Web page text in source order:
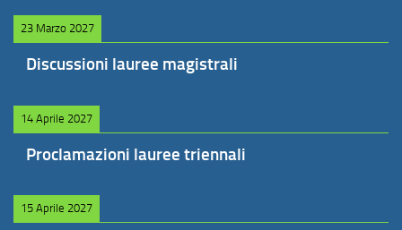
23 Marzo 2027
Discussioni lauree magistrali
14 Aprile 2027
Proclamazioni lauree triennali
15 Aprile 2027